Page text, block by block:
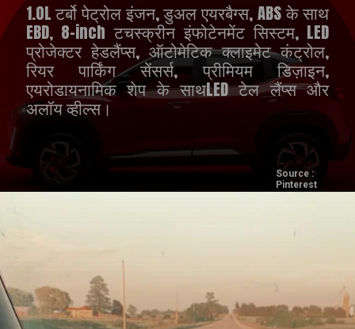
1.0L टर्बो पेट्रोल इंजन, डुअल एयरबैग्स, ABS के साथ
EBD, 8-inch टचस्क्रीन इंफोटेनमेंट सिस्टम, LED
प्रोजेक्टर हेडलैंप्स, ऑटोमेटिक क्लाइमेट कंट्रोल,
रियर पार्किंग सेंसर्स, प्रीमियम डिज़ाइन,
एयरोडायनामिक शेप के साथLED टेल लैंप्स और
अलॉय व्हील्स।
Source :
Pinterest